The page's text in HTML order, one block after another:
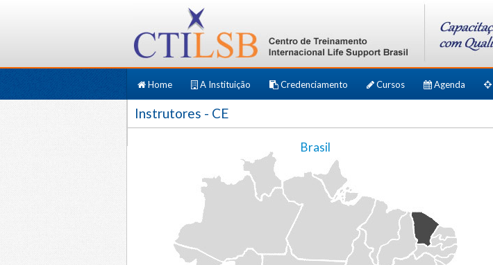
Home A Instituição Credenciamento Cursos Agenda
Instrutores - CE
Brasil